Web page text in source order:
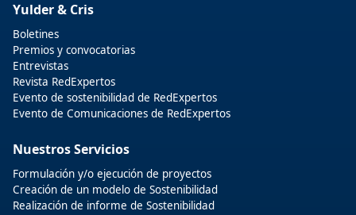
Yulder & Cris
Boletines
Premios y convocatorias
Entrevistas
Revista RedExpertos
Evento de sostenibilidad de RedExpertos
Evento de Comunicaciones de RedExpertos
Nuestros Servicios
Formulación y/o ejecución de proyectos
Creación de un modelo de Sostenibilidad
Realización de informe de Sostenibilidad